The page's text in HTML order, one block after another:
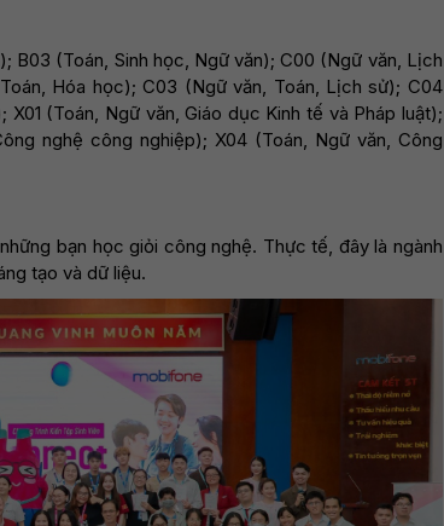
B03 (Toán, Sinh học, Ngữ văn); C00 (Ngữ văn, Lịch
Hóa học); C03 (Ngữ văn, Toán, Lịch sử); C04
(Toán, Ngữ văn, Giáo dục Kinh tế và Pháp luật);
nghệ công nghiệp); X04 (Toán, Ngữ văn, Công
bạn học giỏi công nghệ. Thực tế, đây là ngành
tạo và dữ liệu.